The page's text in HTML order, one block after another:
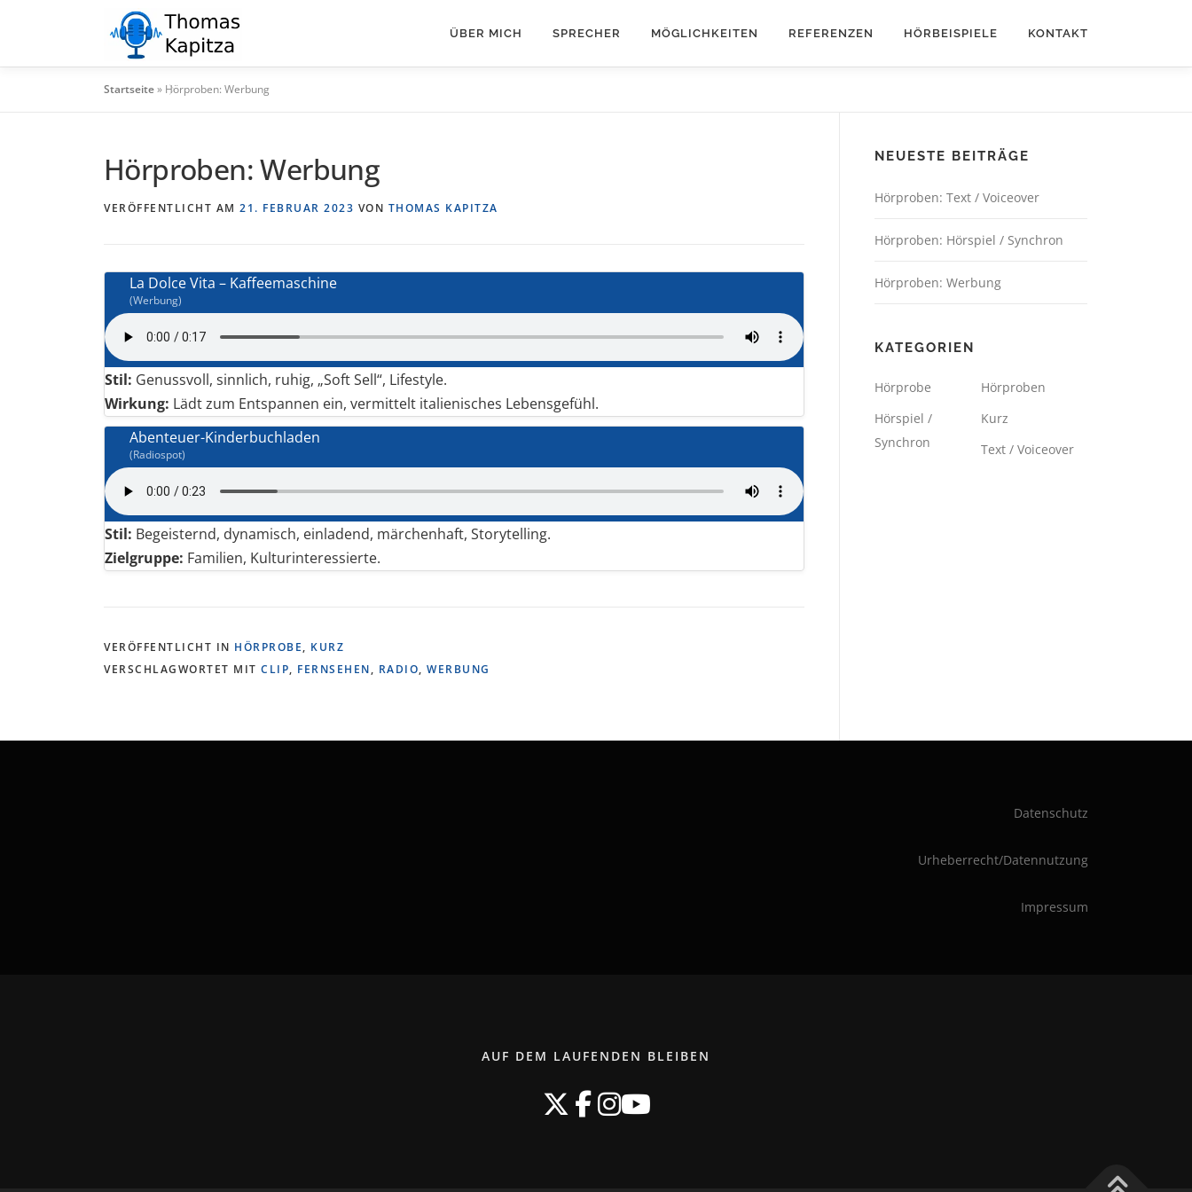
ÜBER MICH SPRECHER MÖGLICHKEITEN REFERENZEN HÖRBEISPIELE KONTAKT
Startseite» Hörproben: Werbung
Hörproben: Werbung
VERÖFFENTLICHT AM 21. FEBRUAR 2023 VON THOMAS KAPITZA
La Dolce Vita – Kaffeemaschine
(Werbung)
Stil: Genussvoll, sinnlich, ruhig, „Soft Sell“, Lifestyle.
Wirkung: Lädt zum Entspannen ein, vermittelt italienisches Lebensgefühl.
Abenteuer-Kinderbuchladen
(Radiospot)
Stil: Begeisternd, dynamisch, einladend, märchenhaft, Storytelling.
Zielgruppe: Familien, Kulturinteressierte.
VERÖFFENTLICHT IN HÖRPROBE, KURZ
VERSCHLAGWORTET MIT CLIP, FERNSEHEN, RADIO, WERBUNG
NEUESTE BEITRÄGE
Hörproben: Text / Voiceover
Hörproben: Hörspiel / Synchron
Hörproben: Werbung
KATEGORIEN
Hörprobe
Hörproben
Hörspiel /
Synchron
Kurz
Text / Voiceover
Datenschutz
Urheberrecht/Datennutzung
Impressum
AUF DEM LAUFENDEN BLEIBEN